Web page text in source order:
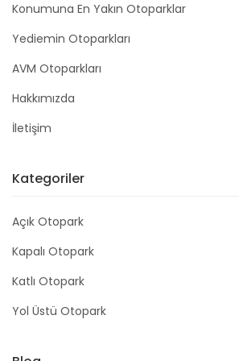
Konumuna En Yakın Otoparklar
Yediemin Otoparkları
AVM Otoparkları
Hakkımızda
İletişim
Kategoriler
Açık Otopark
Kapalı Otopark
Katlı Otopark
Yol Üstü Otopark